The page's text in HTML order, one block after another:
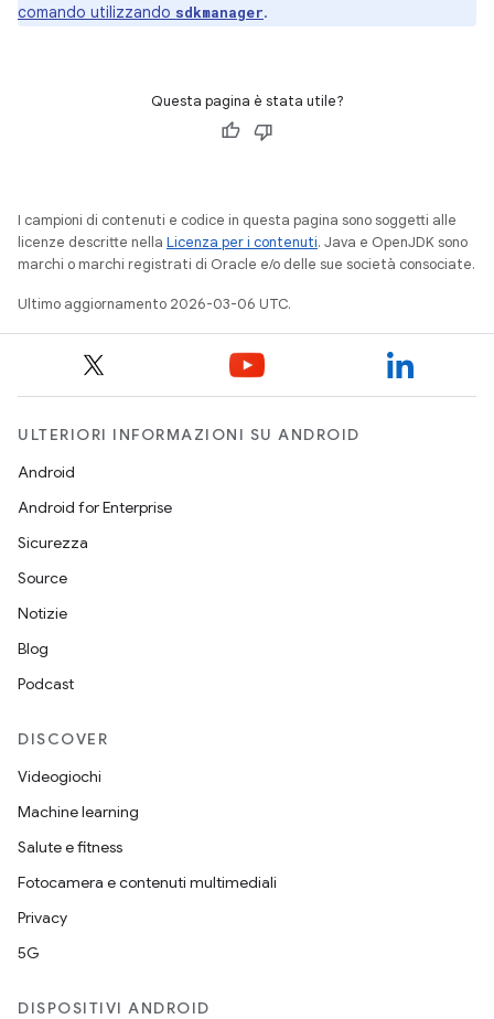
comando utilizzando sdkmanager.
Questa pagina è stata utile?
I campioni di contenuti e codice in questa pagina sono soggetti alle
licenze descritte nella Licenza per i contenuti. Java e OpenJDK sono
marchi o marchi registrati di Oracle e/o delle sue società consociate.
Ultimo aggiornamento 2026-03-06 UTC.
ULTERIORI INFORMAZIONI SU ANDROID
Android
Android for Enterprise
Sicurezza
Source
Notizie
Blog
Podcast
DISCOVER
Videogiochi
Machine learning
Salute e fitness
Fotocamera e contenuti multimediali
Privacy
5G
DISPOSITIVI ANDROID